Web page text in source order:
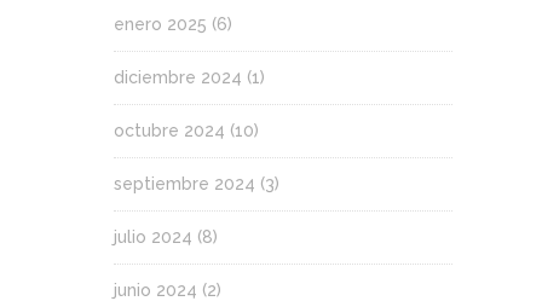
enero 2025 (6)
diciembre 2024 (1)
octubre 2024 (10)
septiembre 2024 (3)
julio 2024 (8)
junio 2024 (2)